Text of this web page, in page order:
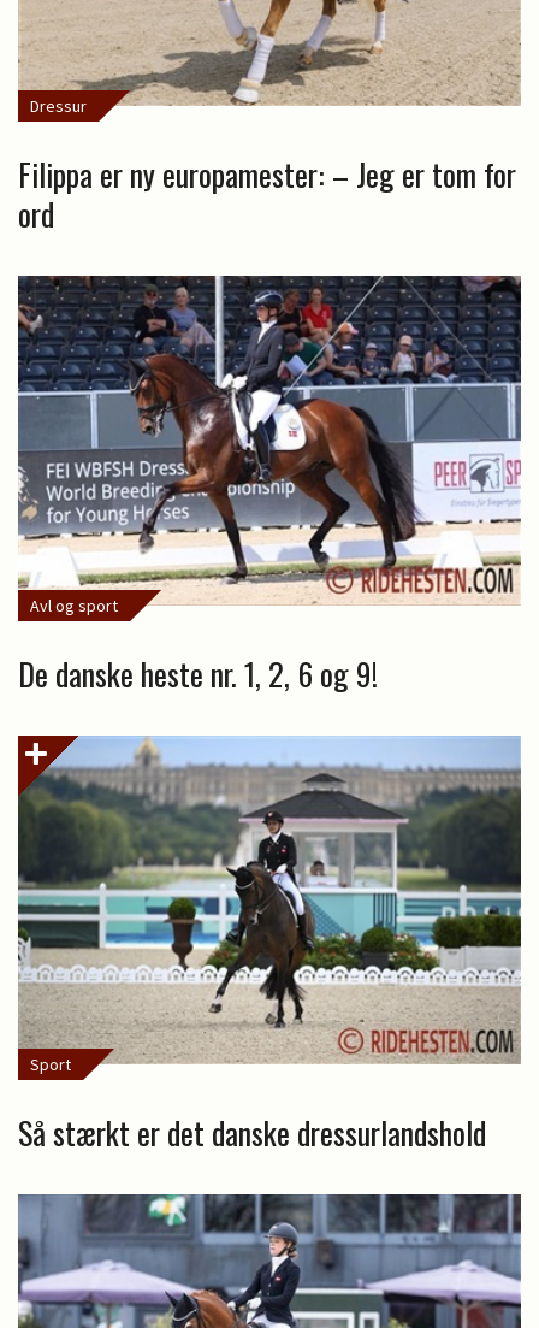
Dressur
Filippa er ny europamester: – Jeg er tom for
ord
Avl og sport
De danske heste nr. 1, 2, 6 og 9!
Sport
Så stærkt er det danske dressurlandshold